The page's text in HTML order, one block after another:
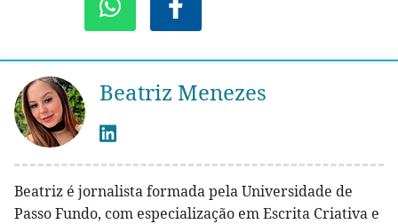
Beatriz Menezes
Beatriz é jornalista formada pela Universidade de
Passo Fundo, com especialização em Escrita Criativa e